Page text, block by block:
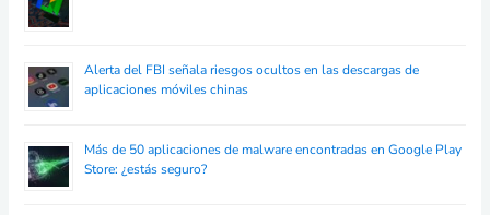
Alerta del FBI señala riesgos ocultos en las descargas de
aplicaciones móviles chinas
Más de 50 aplicaciones de malware encontradas en Google Play
Store: ¿estás seguro?